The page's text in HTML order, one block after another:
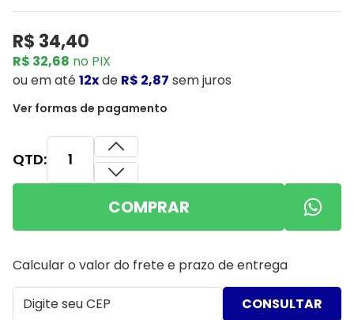
R$ 34,40
R$ 32,68 no PIX
ouem até12xde R$ 2,87 sem juros
Ver formas de pagamento
QTD:
COMPRAR
Calcular o valor do frete e prazo de entrega